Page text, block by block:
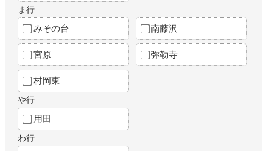
ま行
みその台 南藤沢
宮原 弥勒寺
村岡東
や行
用田
わ行